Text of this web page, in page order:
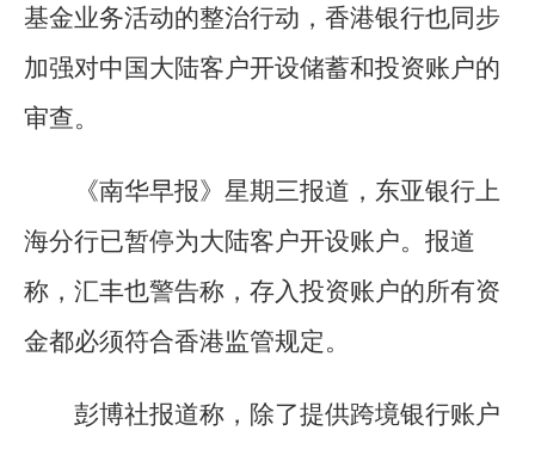
基金业务活动的整治行动，香港银行也同步
加强对中国大陆客户开设储蓄和投资账户的
审查。
《南华早报》星期三报道，东亚银行上
海分行已暂停为大陆客户开设账户。报道
称，汇丰也警告称，存入投资账户的所有资
金都必须符合香港监管规定。
彭博社报道称，除了提供跨境银行账户